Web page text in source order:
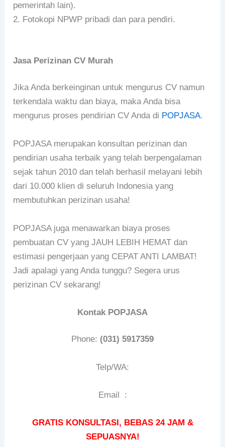
pemerintah lain).
2. Fotokopi NPWP pribadi dan para pendiri.
Jasa Perizinan CV Murah
Jika Anda berkeinginan untuk mengurus CV namun
terkendala waktu dan biaya, maka Anda bisa
mengurus proses pendirian CV Anda di POPJASA.
POPJASA merupakan konsultan perizinan dan
pendirian usaha terbaik yang telah berpengalaman
sejak tahun 2010 dan telah berhasil melayani lebih
dari 10.000 klien di seluruh Indonesia yang
membutuhkan perizinan usaha!
POPJASA juga menawarkan biaya proses
pembuatan CV yang JAUH LEBIH HEMAT dan
estimasi pengerjaan yang CEPAT ANTI LAMBAT!
Jadi apalagi yang Anda tunggu? Segera urus
perizinan CV sekarang!
Kontak POPJASA
Phone: (031) 5917359
Telp/WA:
Email :
GRATIS KONSULTASI, BEBAS 24 JAM &
SEPUASNYA!